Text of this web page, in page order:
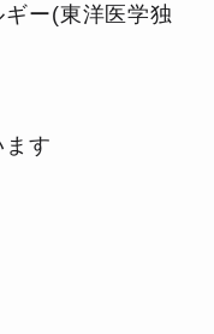
ー(東洋医学独
す